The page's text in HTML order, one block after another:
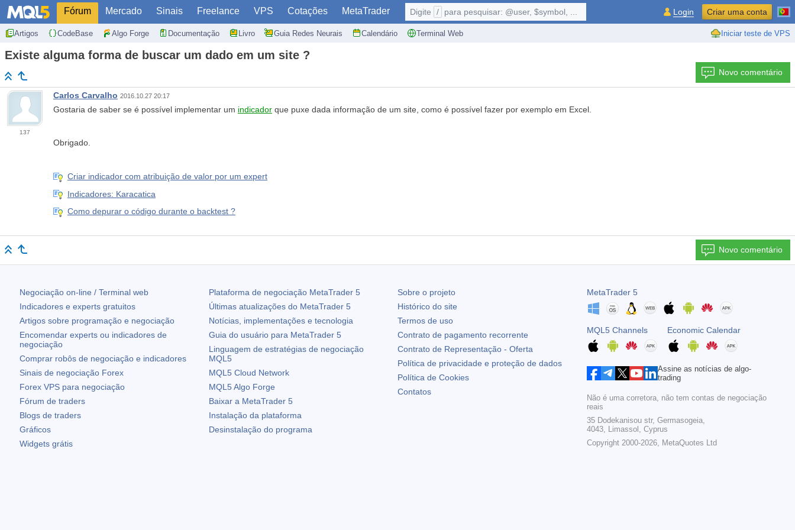
Fórum Mercado Sinais Freelance VPS Cotações MetaTrader
Artigos CodeBase Algo Forge Documentação Livro Guia Redes Neurais Calendário Terminal Web Iniciar teste de VPS
Digite / para pesquisar: @user, $symbol, ... Login Criar uma conta
Existe alguma forma de buscar um dado em um site ?
Novo comentário
137
Carlos Carvalho 2016.10.27 20:17
Gostaria de saber se é possível implementar um indicador que puxe dada informação de um site, como é possível fazer por exemplo em Excel.
Obrigado.
Criar indicador com atribuição de valor por um expert
Indicadores: Karacatica
Como depurar o código durante o backtest ?
Novo comentário
Negociação on-line / Terminal web
Indicadores e experts gratuitos
Artigos sobre programação e negociação
Encomendar experts ou indicadores de
negociação
Comprar robôs de negociação e indicadores
Sinais de negociação Forex
Forex VPS para negociação
Fórum de traders
Blogs de traders
Gráficos
Widgets grátis
Plataforma de negociação MetaTrader 5
Últimas atualizações do MetaTrader 5
Notícias, implementações e tecnologia
Guia do usuário para MetaTrader 5
Linguagem de estratégias de negociação
MQL5
MQL5 Cloud Network
MQL5 Algo Forge
Baixar a MetaTrader 5
Instalação da plataforma
Desinstalação do programa
Sobre o projeto
Histórico do site
Termos de uso
Contrato de pagamento recorrente
Contrato de Representação - Oferta
Política de privacidade e proteção de dados
Política de Cookies
Contatos
MetaTrader 5
MQL5 Channels Economic Calendar
Assine as notícias de algo-
trading
Não é uma corretora, não tem contas de negociação
reais
35 Dodekanisou str, Germasogeia,
4043, Limassol, Cyprus
Copyright 2000-2026,
MetaQuotes Ltd